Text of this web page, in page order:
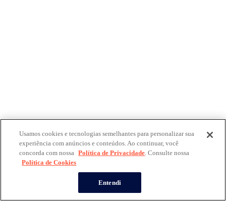
Usamos cookies e tecnologias semelhantes para personalizar sua
experiência com anúncios e conteúdos. Ao continuar, você
concorda com nossa Política de Privacidade. Consulte nossa
Política de Cookies
Entendi